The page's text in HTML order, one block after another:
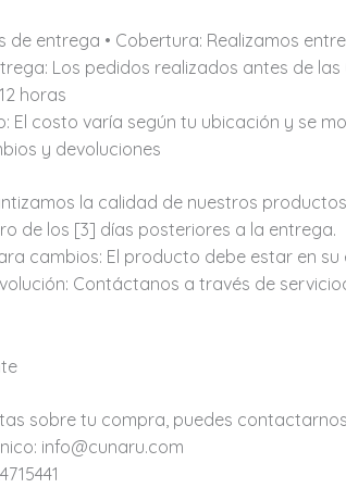
de entrega • Cobertura: Realizamos
Los pedidos realizados antes de
horas
El costo varía según tu ubicación y se
y devoluciones
la calidad de nuestros
de los [3] días posteriores a la entrega.
cambios: El producto debe estar en
Contáctanos a través de
sobre tu compra, puedes
info@cunaru.com